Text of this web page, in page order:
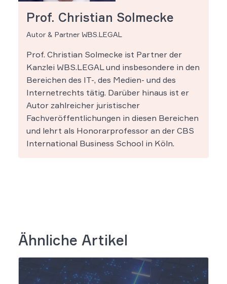
Prof. Christian Solmecke
Autor & Partner WBS.LEGAL
Prof. Christian Solmecke ist Partner der
Kanzlei WBS.LEGAL und insbesondere in den
Bereichen des IT-, des Medien- und des
Internetrechts tätig. Darüber hinaus ist er
Autor zahlreicher juristischer
Fachveröffentlichungen in diesen Bereichen
und lehrt als Honorarprofessor an der CBS
International Business School in Köln.
Ähnliche Artikel